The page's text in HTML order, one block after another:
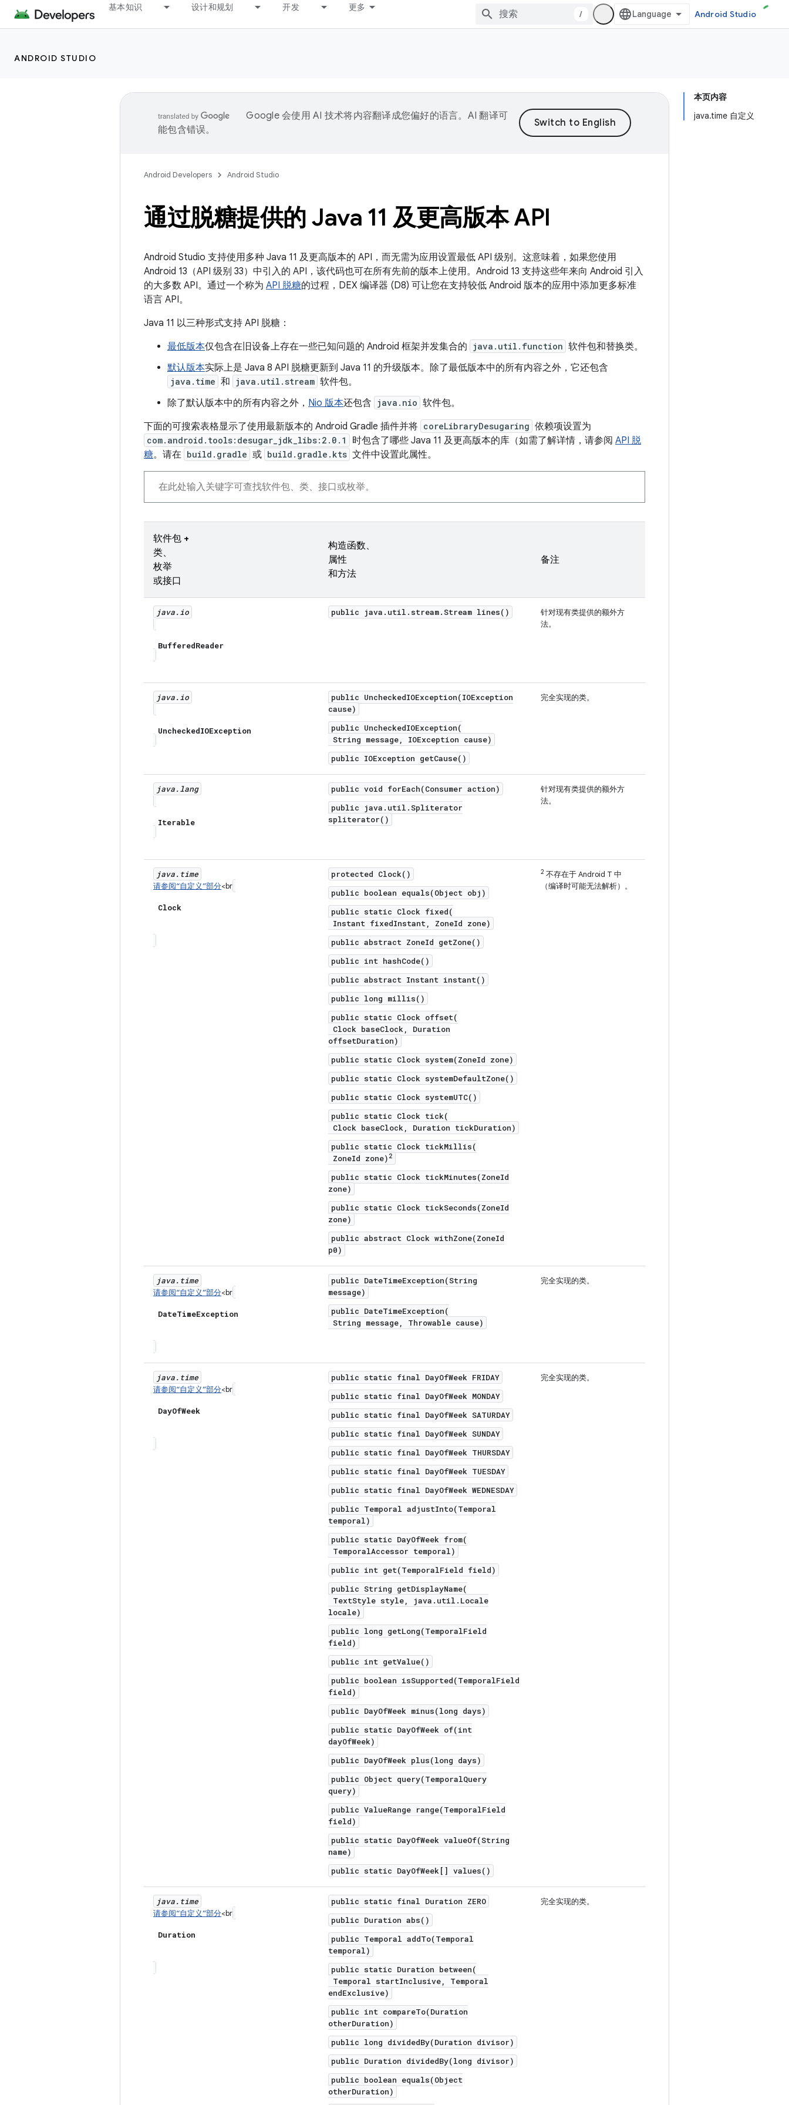
基本知识 设计和规划 开发 更多
/ Android Studio
ANDROID STUDIO
本页内容
java.time 自定义
Google 会使用 AI 技术将内容翻译成您偏好的语言。AI 翻译可
能包含错误。
Android Developers Android Studio
通过脱糖提供的 Java 11 及更高版本 API
Android Studio 支持使用多种 Java 11 及更高版本的 API，而无需为应用设置最低 API 级别。这意味着，如果您使用
Android 13（API 级别 33）中引入的 API，该代码也可在所有先前的版本上使用。Android 13 支持这些年来向 Android 引入
的大多数 API。通过一个称为 API 脱糖的过程，DEX 编译器 (D8) 可让您在支持较低 Android 版本的应用中添加更多标准
语言 API。
Java 11 以三种形式支持 API 脱糖：
最低版本仅包含在旧设备上存在一些已知问题的 Android 框架并发集合的 java.util.function 软件包和替换类。
默认版本实际上是 Java 8 API 脱糖更新到 Java 11 的升级版本。除了最低版本中的所有内容之外，它还包含
java.time 和 java.util.stream 软件包。
除了默认版本中的所有内容之外， Nio 版本还包含 java.nio 软件包。
下面的可搜索表格显示了使用最新版本的 Android Gradle 插件并将 coreLibraryDesugaring 依赖项设置为
com.android.tools:desugar_jdk_libs:2.0.1 时包含了哪些 Java 11 及更高版本的库（如需了解详情，请参阅 API 脱
糖。请在 build.gradle 或 build.gradle.kts 文件中设置此属性。
软件包 +
类、
枚举
或接口
构造函数、
属性
和方法
备注
java.io
BufferedReader
public java.util.stream.Stream lines()
针对现有类提供的额外方
法。
java.io
UncheckedIOException
public UncheckedIOException(IOException
cause)
public UncheckedIOException(
String message, IOException cause)
public IOException getCause()
完全实现的类。
java.lang
Iterable
public void forEach(Consumer action)
public java.util.Spliterator
spliterator()
针对现有类提供的额外方
法。
java. time
请参阅“自定义”部分<br
Clock
protected Clock()
public boolean equals(Object obj)
public static Clock fixed(
Instant fixedInstant, ZoneId zone)
public abstract ZoneId getZone()
public int hashCode()
public abstract Instant instant()
public long millis()
public static Clock offset(
Clock baseClock, Duration
offsetDuration)
public static Clock system(ZoneId zone)
public static Clock systemDefaultZone()
public static Clock systemUTC()
public static Clock tick(
Clock baseClock, Duration tickDuration)
public static Clock tickMillis(
ZoneId zone) 2
public static Clock tickMinutes(ZoneId
zone)
public static Clock tickSeconds(ZoneId
zone)
public abstract Clock withZone(ZoneId
p0)
2 不存在于 Android T 中
（编译时可能无法解析）。
java. time
请参阅“自定义”部分<br
DateTimeException
public DateTimeException(String
message)
public DateTimeException(
String message, Throwable cause)
完全实现的类。
java. time
请参阅“自定义”部分<br
DayOfWeek
public static final DayOfWeek FRIDAY
public static final DayOfWeek MONDAY
public static final DayOfWeek SATURDAY
public static final DayOfWeek SUNDAY
public static final DayOfWeek THURSDAY
public static final DayOfWeek TUESDAY
public static final DayOfWeek WEDNESDAY
public Temporal adjustInto(Temporal
temporal)
public static DayOfWeek from(
TemporalAccessor temporal)
public int get(TemporalField field)
public String getDisplayName(
TextStyle style, java.util.Locale
locale)
public long getLong(TemporalField
field)
public int getValue()
public boolean isSupported(TemporalField
field)
public DayOfWeek minus(long days)
public static DayOfWeek of(int
dayOfWeek)
public DayOfWeek plus(long days)
public Object query(TemporalQuery
query)
public ValueRange range(TemporalField
field)
public static DayOfWeek valueOf(String
name)
public static DayOfWeek[] values()
完全实现的类。
java. time
请参阅“自定义”部分<br
Duration
public static final Duration ZERO
public Duration abs()
public Temporal addTo(Temporal
temporal)
public static Duration between(
Temporal startInclusive, Temporal
endExclusive)
public int compareTo(Duration
otherDuration)
public long dividedBy(Duration divisor)
public Duration dividedBy(long divisor)
public boolean equals(Object
otherDuration)
完全实现的类。